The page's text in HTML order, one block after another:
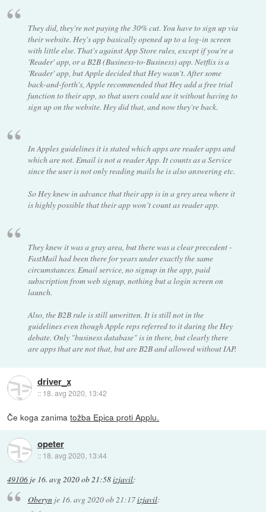
They did, they're not paying the 30% cut. You have to sign up via
their website. Hey's app basically opened up to a log-in screen
with little else. That's against App Store rules, except if you're a
'Reader' app, or a B2B (Business-to-Business) app. Netflix is a
'Reader' app, but Apple decided that Hey wasn't. After some
back-and-forth's, Apple recommended that Hey add a free trial
function to their app, so that users could use it without having to
sign up on the website. Hey did that, and now they're back.
In Apples guidelines it is stated which apps are reader apps and
which are not. Email is not a reader App. It counts as a Service
since the user is not only reading mails he is also answering etc.
So Hey knew in advance that their app is in a grey area where it
is highly possible that their app won’t count as reader app.
They knew it was a gray area, but there was a clear precedent -
FastMail had been there for years under exactly the same
circumstances. Email service, no signup in the app, paid
subscription from web signup, nothing but a login screen on
launch.
Also, the B2B rule is still unwritten. It is still not in the
guidelines even though Apple reps referred to it during the Hey
debate. Only "business database" is in there, but clearly there
are apps that are not that, but are B2B and allowed without IAP.
driver_x
:: 18. avg 2020, 13:42
Če koga zanimatožba Epica proti Applu.
opeter
:: 18. avg 2020, 13:44
49106 je 16. avg 2020 ob 21:58izjavil:
Oberynje 16. avg 2020 ob 21:17izjavil: